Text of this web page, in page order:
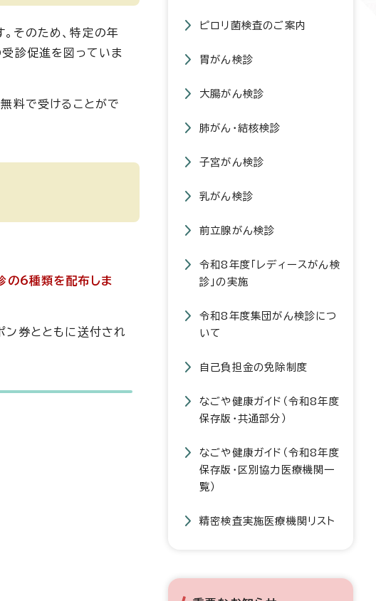
そのため、特定の年
受診促進を図っていま
料で受けることがで
の6種類を配布しま
ン券とともに送付され
ピロリ菌検査のご案内
胃がん検診
大腸がん検診
肺がん・結核検診
子宮がん検診
乳がん検診
前立腺がん検診
令和8年度「レディースがん検
診」の実施
令和8年度集団がん検診につ
いて
自己負担金の免除制度
なごや健康ガイド（令和8年度
保存版・共通部分）
なごや健康ガイド（令和8年度
保存版・区別協力医療機関一
覧）
精密検査実施医療機関リスト